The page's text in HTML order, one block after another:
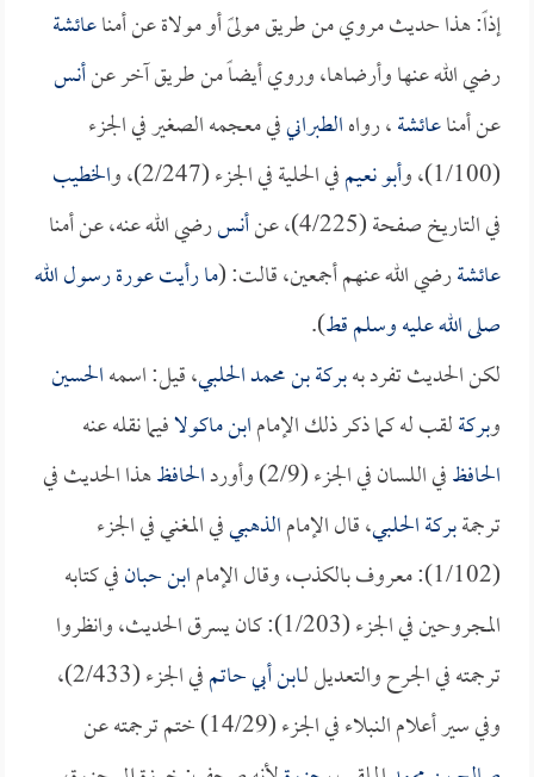
إذاً: هذا حديث مروي من طريق مولىً أو مولاة عن أمناعائشة
رضي الله عنها وأرضاها، وروي أيضاً من طريق آخر عنأنس
عن أمناعائشة، رواهالطبرانيفي معجمه الصغير في الجزء
(1/100)، و
أبو نعيمفي الحلية في الجزء (2/247)، و
الخطيب
في التاريخ صفحة (4/225)، عن
أنسرضي الله عنه، عن أمنا
عائشةرضي الله عنهم أجمعين، قالت: (ما رأيت عورة رسول الله
صلى الله عليه وسلم قط).
لكن الحديث تفرد بهبركة بن محمد الحلبي، قيل: اسمهالحسين
وبركةلقب له كما ذكر ذلك الإمامابن ماكولافيما نقله عنه
الحافظفي اللسان في الجزء (2/9) وأورد الحافظهذا الحديث في
ترجمةبركة الحلبي، قال الإمامالذهبيفي المغني في الجزء
(1/102): معروف بالكذب، وقال الإمام
ابن حبانفي كتابه
المجروحين في الجزء (1/203): كان يسرق الحديث، وانظروا
ترجمته في الجرح والتعديل لـابن أبي حاتم
في الجزء (2/433)،
وفي سير أعلام النبلاء في الجزء (14/29) ختم ترجمته عن